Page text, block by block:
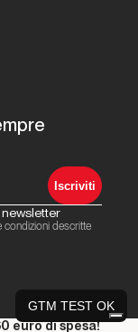
Iscriviti
condizioni descritte
euro di spesa!
GTM TEST OK